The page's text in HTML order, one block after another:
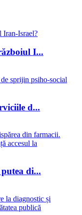
I...
d...
di...